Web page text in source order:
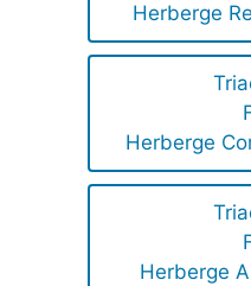
Herberge
Herberge
Herberge